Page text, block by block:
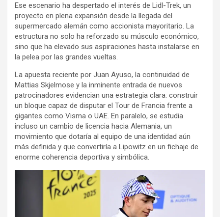
Ese escenario ha despertado el interés de Lidl-Trek, un
proyecto en plena expansión desde la llegada del
supermercado alemán como accionista mayoritario. La
estructura no solo ha reforzado su músculo económico,
sino que ha elevado sus aspiraciones hasta instalarse en
la pelea por las grandes vueltas.
La apuesta reciente por Juan Ayuso, la continuidad de
Mattias Skjelmose y la inminente entrada de nuevos
patrocinadores evidencian una estrategia clara: construir
un bloque capaz de disputar el Tour de Francia frente a
gigantes como Visma o UAE. En paralelo, se estudia
incluso un cambio de licencia hacia Alemania, un
movimiento que dotaría al equipo de una identidad aún
más definida y que convertiría a Lipowitz en un fichaje de
enorme coherencia deportiva y simbólica.